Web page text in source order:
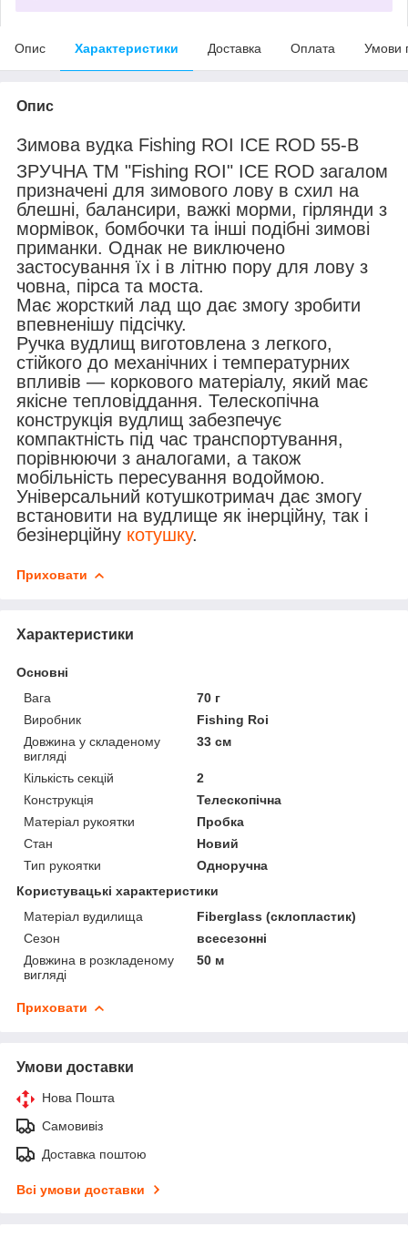
Опис Характеристики Доставка Оплата Умови
Опис
Зимова вудка Fishing ROI ICE ROD 55-B
ЗРУЧНА ТМ "Fishing ROI" ICE ROD загалом
призначені для зимового лову в схил на
блешні, балансири, важкі морми, гірлянди з
мормівок, бомбочки та інші подібні зимові
приманки. Однак не виключено
застосування їх і в літню пору для лову з
човна, пірса та моста.
Має жорсткий лад що дає змогу зробити
впевненішу підсічку.
Ручка вудлищ виготовлена з легкого,
стійкого до механічних і температурних
впливів — коркового матеріалу, який має
якісне тепловіддання. Телескопічна
конструкція вудлищ забезпечує
компактність під час транспортування,
порівнюючи з аналогами, а також
мобільність пересування водоймою.
Універсальний котушкотримач дає змогу
встановити на вудлище як інерційну, так і
безінерційну котушку.
Приховати
Характеристики
Основні
Вага
70 г
Виробник
Fishing Roi
Довжина у складеному
вигляді
33 см
Кількість секцій
2
Конструкція
Телескопічна
Матеріал рукоятки
Пробка
Стан
Новий
Тип рукоятки
Одноручна
Користувацькi характеристики
Матеріал вудилища
Fiberglass (склопластик)
Сезон
всесезонні
Довжина в розкладеному
вигляді
50 м
Приховати
Умови доставки
Нова Пошта
Самовивіз
Доставка поштою
Всі умови доставки